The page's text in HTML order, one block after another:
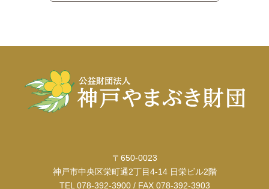
〒650-0023
神戸市中央区栄町通2丁目4-14 日栄ビル2階
TEL 078-392-3900 / FAX 078-392-3903